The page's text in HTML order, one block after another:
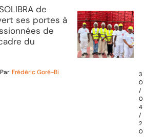
de
ses portes à
de
du
Par Frédéric Goré-Bi
3
0
/
0
4
/
2
0